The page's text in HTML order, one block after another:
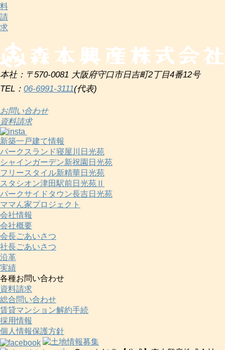
料
請
求
本社：〒570-0081 大阪府守口市日吉町2丁目4番12号
TEL： 06-6991-3111(代表)
お問い合わせ
資料請求
新築一戸建て情報
パークスランド寝屋川日光苑
シャインガーデン新祝園日光苑
フリースタイル新精華日光苑
スタシオン津田駅前日光苑Ⅱ
パークサイドタウン長吉日光苑
ママん家プロジェクト
会社情報
会社概要
会長ごあいさつ
社長ごあいさつ
沿革
実績
各種お問い合わせ
資料請求
総合問い合わせ
賃貸マンション解約手続
採用情報
個人情報保護方針